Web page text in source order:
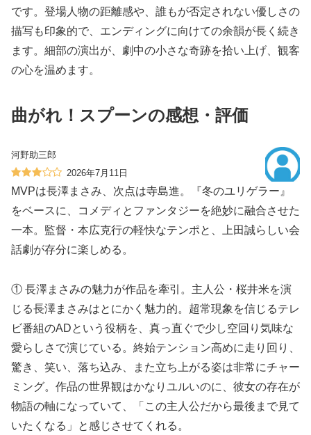
です。登場人物の距離感や、誰もが否定されない優しさの
描写も印象的で、エンディングに向けての余韻が長く続き
ます。細部の演出が、劇中の小さな奇跡を拾い上げ、観客
の心を温めます。
曲がれ！スプーンの感想・評価
河野助三郎
2026年7月11日
MVPは長澤まさみ、次点は寺島進。『冬のユリゲラー』
をベースに、コメディとファンタジーを絶妙に融合させた
一本。監督・本広克行の軽快なテンポと、上田誠らしい会
話劇が存分に楽しめる。
① 長澤まさみの魅力が作品を牽引。主人公・桜井米を演
じる長澤まさみはとにかく魅力的。超常現象を信じるテレ
ビ番組のADという役柄を、真っ直ぐで少し空回り気味な
愛らしさで演じている。終始テンション高めに走り回り、
驚き、笑い、落ち込み、また立ち上がる姿は非常にチャー
ミング。作品の世界観はかなりユルいのに、彼女の存在が
物語の軸になっていて、「この主人公だから最後まで見て
いたくなる」と感じさせてくれる。